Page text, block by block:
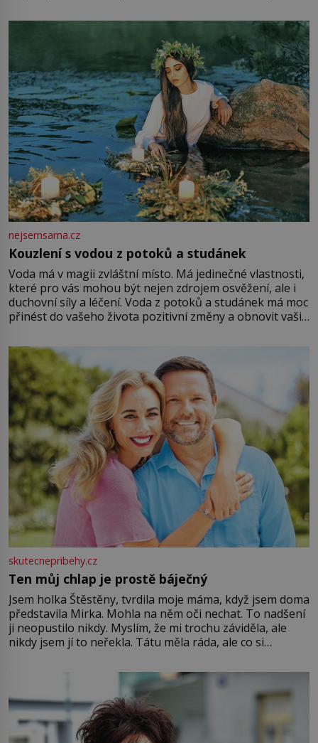
milostpaní. Stačí jenom na sukni,“ zhodnotí švadlena
množství růžového mušelínu. „Ošidili vás, podívejte.“
nejsemsama.cz
Kouzlení s vodou z potoků a studánek
Voda má v magii zvláštní místo. Má jedinečné vlastnosti,
které pro vás mohou být nejen zdrojem osvěžení, ale i
duchovní síly a léčení. Voda z potoků a studánek má moc
přinést do vašeho života pozitivní změny a obnovit vaši
můžete obohatit své rituály a přinést do svého života
větší harmonii a klid. Je důležité
skutecnepribehy.cz
Ten můj chlap je prostě báječný
Jsem holka Štěstěny, tvrdila moje máma, když jsem doma
představila Mirka. Mohla na něm oči nechat. To nadšení
ji neopustilo nikdy. Myslím, že mi trochu záviděla, ale
nikdy jsem jí to neřekla. Tátu měla ráda, ale co si
Jsme spolu moc rádi Tehdy byla jiná doba, když